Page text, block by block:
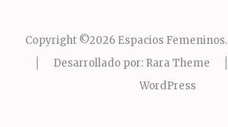
Copyright ©2026 Espacios Femeninos.
Desarrollado por: Rara Theme
WordPress